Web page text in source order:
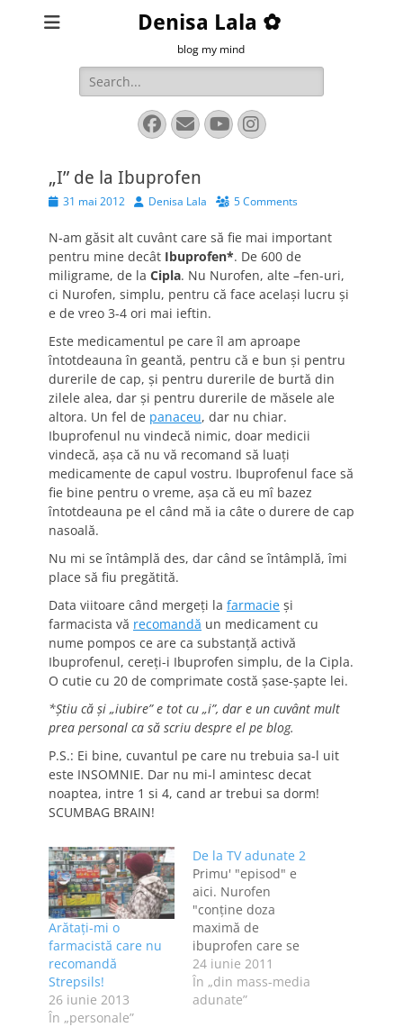
Denisa Lala ✿
blog my mind
Search
for:
Facebook
EmailYouTube
Instagram
„I” de la Ibuprofen
Posted
31 mai 2012 AuthorDenisa Lala 5 Comments
N-am găsit alt cuvânt care să fie mai important
pentru mine decât Ibuprofen*. De 600 de
miligrame, de la Cipla. Nu Nurofen, alte –fen-uri,
ci Nurofen, simplu, pentru că face acelaşi lucru şi
e de vreo 3-4 ori mai ieftin.
Este medicamentul pe care îl am aproape
întotdeauna în geantă, pentru că e bun şi pentru
durerile de cap, şi pentru durerile de burtă din
zilele alea, dar şi pentru durerile de măsele ale
altora. Un fel de panaceu, dar nu chiar.
Ibuprofenul nu vindecă nimic, doar medicii
vindecă, aşa că nu vă recomand să luaţi
medicamente de capul vostru. Ibuprofenul face să
fie bine pentru o vreme, aşa că eu mî bazez
întotdeauna pe el când mă ia câte o durere de cap
nasoală.
Nu mi se întâmplă des, dar când se întâmplă, îmi
place să fiu pregătită.
Data viitoare când mergeţi la farmacie şi
farmacista vă recomandă un medicament cu
nume pompos ce are ca substanţă activă
Ibuprofenul, cereţi-i Ibuprofen simplu, de la Cipla.
O cutie cu 20 de comprimate costă şase-şapte lei.
*Ştiu că şi „iubire” e tot cu „i”, dar e un cuvânt mult
prea personal ca să scriu despre el pe blog.
P.S.: Ei bine, cuvantul pe care nu trebuia sa-l uit
este INSOMNIE. Dar nu mi-l amintesc decat
noaptea, intre 1 si 4, cand ar trebui sa dorm!
SCUMBAG BRAIN!
Arătaţi-mi o
farmacistă care nu
recomandă
Strepsils!
26 iunie 2013
În „personale”
De la TV adunate 2
Primu' "episod" e
aici. Nurofen
"conţine doza
maximă de
ibuprofen care se
poate elibera fără
reţetă". Nurofen are
400 mg de
24 iunie 2011
În „din mass-media
adunate”